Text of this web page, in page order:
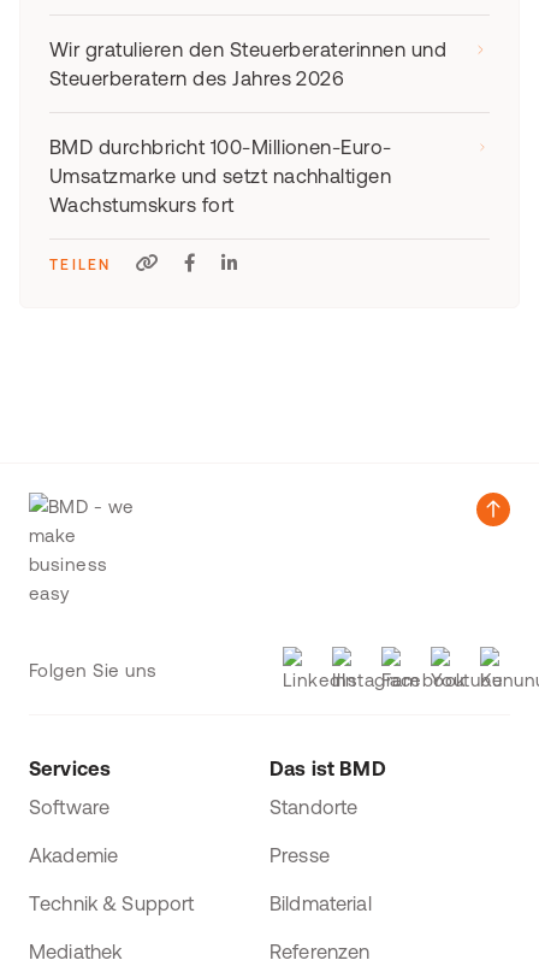
Wir gratulieren den Steuerberaterinnen und
Steuerberatern des Jahres 2026
BMD durchbricht 100-Millionen-Euro-
Umsatzmarke und setzt nachhaltigen
Wachstumskurs fort
TEILEN
Folgen Sie uns
Services
Software
Akademie
Technik & Support
Mediathek
Das ist BMD
Standorte
Presse
Bildmaterial
Referenzen